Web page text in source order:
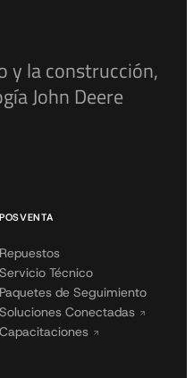
y la construcción,
John Deere
POSVENTA
Repuestos
Servicio Técnico
Paquetes de Seguimiento
Soluciones Conectadas
Capacitaciones